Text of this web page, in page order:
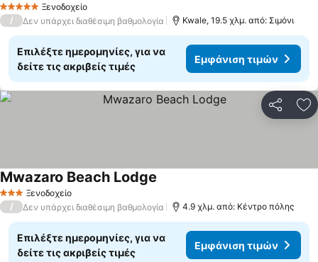
5 Αστέρια Ξενοδοχείο
/ Δεν υπάρχει διαθέσιμη βαθμολογία Kwale, 19.5 χλμ. από: Σιμόνι
Επιλέξτε ημερομηνίες, για να
δείτε τις ακριβείς τιμές
Εμφάνιση τιμών
3 ΑστέριαΞενοδοχείο
Mwazaro Beach Lodge
/ Δεν υπάρχει διαθέσιμη βαθμολογία 4.9 χλμ. από: Κέντρο πόλης
Επιλέξτε ημερομηνίες, για να
δείτε τις ακριβείς τιμές
Εμφάνιση τιμών